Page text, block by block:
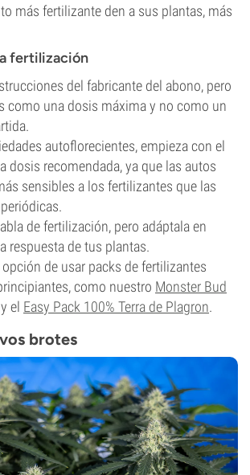
más fertilizante den a sus plantas, más
fertilización
del fabricante del abono, pero
como una dosis máxima y no como un
autoflorecientes, empieza con el
dosis recomendada, ya que las autos
sensibles a los fertilizantes que las
de fertilización, pero adáptala en
respuesta de tus plantas.
de usar packs de fertilizantes
como nuestro Monster Bud
y el Easy Pack 100% Terra de Plagron.
brotes